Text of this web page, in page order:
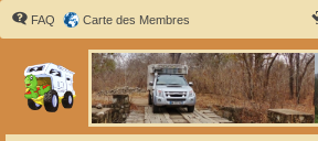
FAQ Carte des Membres